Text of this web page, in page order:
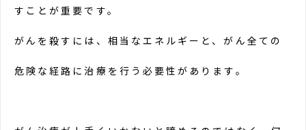
すことが重要です。
がんを殺すには、相当なエネルギーと、がん全ての
危険な経路に治療を行う必要性があります。